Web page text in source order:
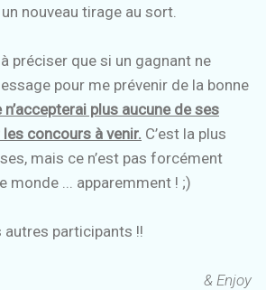
nouveau tirage au sort.
préciser que si un gagnant ne
pour me prévenir de la bonne
n’accepterai plus aucune de ses
concours à venir. C’est la plus
mais ce n’est pas forcément
monde ... apparemment ! ;)
autres participants !!
& Enjoy